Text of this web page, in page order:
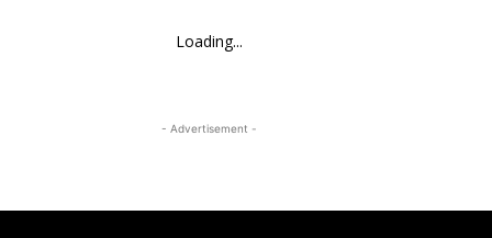
Loading...
- Advertisement -